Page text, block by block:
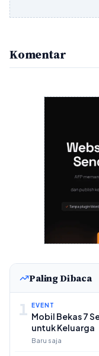
Komentar
Paling Dibaca
1 EVENT
Mobil Bekas 7
untuk Keluarga
Baru saja